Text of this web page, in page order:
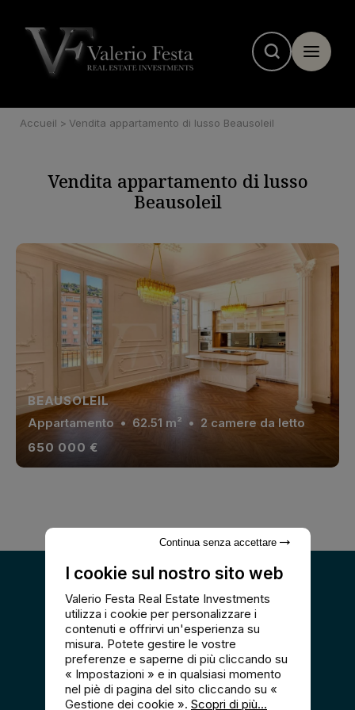
Accueil > Vendita appartamento di lusso Beausoleil
Vendita appartamento di lusso
Beausoleil
BEAUSOLEIL
Appartamento • 62.51 m² • 2 camere da letto
650 000 €
Believe. Invest. Succeed.
I cookie sul nostro sito web
Valerio Festa Real Estate Investments
utilizza i cookie per personalizzare i
contenuti e offrirvi un'esperienza su
misura. Potete gestire le vostre
preferenze e saperne di più cliccando su
« Impostazioni » e in qualsiasi momento
nel piè di pagina del sito cliccando su «
Gestione dei cookie ». Scopri di più...
Continua senza accettare